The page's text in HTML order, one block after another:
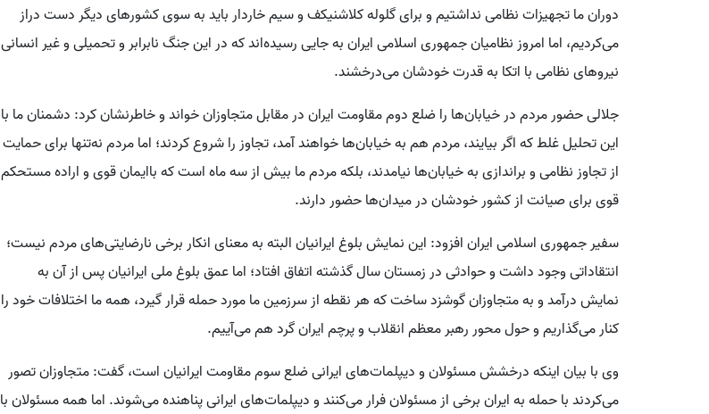
دوران ما تجهیزات نظامی نداشتیم و برای گلوله کلاشنیکف و سیم خاردار باید به سوی کشورهای دیگر دست دراز
می‌کردیم، اما امروز نظامیان جمهوری اسلامی ایران به جایی رسیده‌اند که در این جنگ نابرابر و تحمیلی و غیر انسانی
نیروهای نظامی با اتکا به قدرت خودشان می‌درخشند.
جلالی حضور مردم در خیابان‌ها را ضلع دوم مقاومت ایران در مقابل متجاوزان خواند و خاطرنشان کرد: دشمنان ما با
این تحلیل غلط که اگر بیایند، مردم هم به خیابان‌ها خواهند آمد، تجاوز را شروع کردند؛ اما مردم نه‌تنها برای حمایت
از تجاوز نظامی و براندازی به خیابان‌ها نیامدند، بلکه مردم ما بیش از سه ماه است که باایمان قوی و اراده مستحکم
قوی برای صیانت از کشور خودشان در میدان‌ها حضور دارند.
سفیر جمهوری اسلامی ایران افزود: این نمایش بلوغ ایرانیان البته به معنای انکار برخی نارضایتی‌های مردم نیست؛
انتقاداتی وجود داشت و حوادثی در زمستان سال گذشته اتفاق افتاد؛ اما عمق بلوغ ملی ایرانیان پس از آن به
نمایش درآمد و به متجاوزان گوشزد ساخت که هر نقطه از سرزمین ما مورد حمله قرار گیرد، همه ما اختلافات خود را
کنار می‌گذاریم و حول محور رهبر معظم انقلاب و پرچم ایران گرد هم می‌آییم.
وی با بیان اینکه درخشش مسئولان و دیپلمات‌های ایرانی ضلع سوم مقاومت ایرانیان است، گفت: متجاوزان تصور
می‌کردند با حمله به ایران برخی از مسئولان فرار می‌کنند و دیپلمات‌های ایرانی پناهنده می‌شوند. اما همه مسئولان با